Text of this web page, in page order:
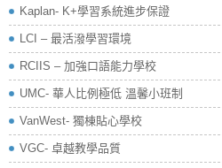
Kaplan- K+學習系統進步保證
LCI – 最活潑學習環境
RCIIS – 加強口語能力學校
UMC- 華人比例極低 溫馨小班制
VanWest- 獨棟貼心學校
VGC- 卓越教學品質